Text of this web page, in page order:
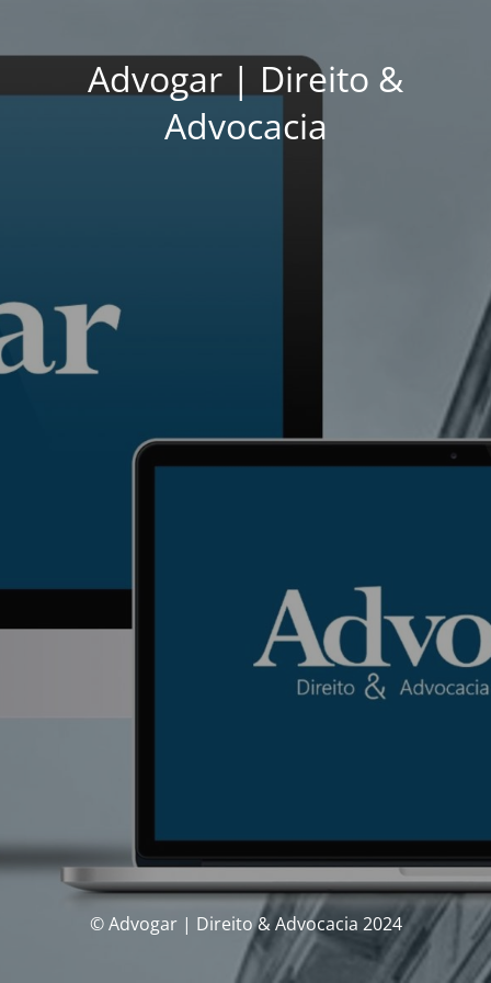
Advogar | Direito &
Advocacia
© Advogar | Direito & Advocacia 2024